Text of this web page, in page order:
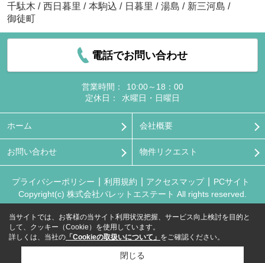
千駄木 / 西日暮里 / 本駒込 / 日暮里 / 湯島 / 新三河島 /
御徒町
電話でお問い合わせ
営業時間：
10:00～18：00
定休日：
水曜日・日曜日
ホーム 会社概要
お問い合わせ 物件リクエスト
プライバシーポリシー 利用規約 アクセスマップ
PCサイト
Copyright(c) 株式会社パレットエステート All rights reserved.
当サイトでは、お客様の当サイト利用状況把握、サービス向上検討を目的と
して、クッキー（Cookie）を使用しています。
詳しくは、当社の 「Cookieの取扱いについて」 をご確認ください。
閉じる